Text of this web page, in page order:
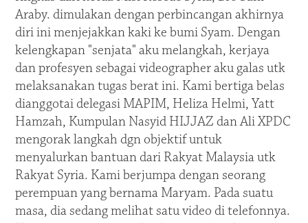
Araby. dimulakan dengan perbincangan akhirnya
diri ini menjejakkan kaki ke bumi Syam. Dengan
kelengkapan "senjata" aku melangkah, kerjaya
dan profesyen sebagai videographer aku galas utk
melaksanakan tugas berat ini. Kami bertiga belas
dianggotai delegasi MAPIM, Heliza Helmi, Yatt
Hamzah, Kumpulan Nasyid HIJJAZ dan Ali XPDC
mengorak langkah dgn objektif untuk
menyalurkan bantuan dari Rakyat Malaysia utk
Rakyat Syria. Kami berjumpa dengan seorang
perempuan yang bernama Maryam. Pada suatu
masa, dia sedang melihat satu video di telefonnya.